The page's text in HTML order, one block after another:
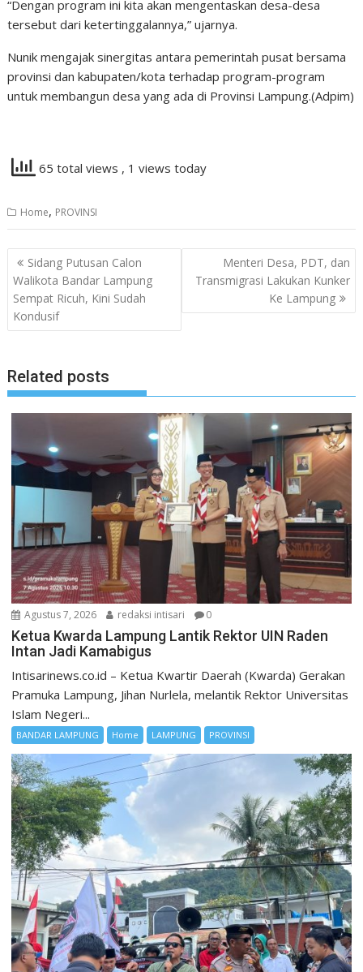
“Dengan program ini kita akan mengentaskan desa-desa
tersebut dari ketertinggalannya,” ujarnya.
Nunik mengajak sinergitas antara pemerintah pusat bersama
provinsi dan kabupaten/kota terhadap program-program
untuk membangun desa yang ada di Provinsi Lampung.(Adpim)
65 total views , 1 views today
Home, PROVINSI
Navigasi
pos
Sidang Putusan Calon
Walikota Bandar Lampung
Sempat Ricuh, Kini Sudah
Kondusif
Menteri Desa, PDT, dan
Transmigrasi Lakukan Kunker
Ke Lampung
Related posts
Agustus 7, 2026 redaksi intisari 0
Ketua Kwarda Lampung Lantik Rektor UIN Raden
Intan Jadi Kamabigus
Intisarinews.co.id – Ketua Kwartir Daerah (Kwarda) Gerakan
Pramuka Lampung, Jihan Nurlela, melantik Rektor Universitas
Islam Negeri...
BANDAR LAMPUNG Home LAMPUNG PROVINSI